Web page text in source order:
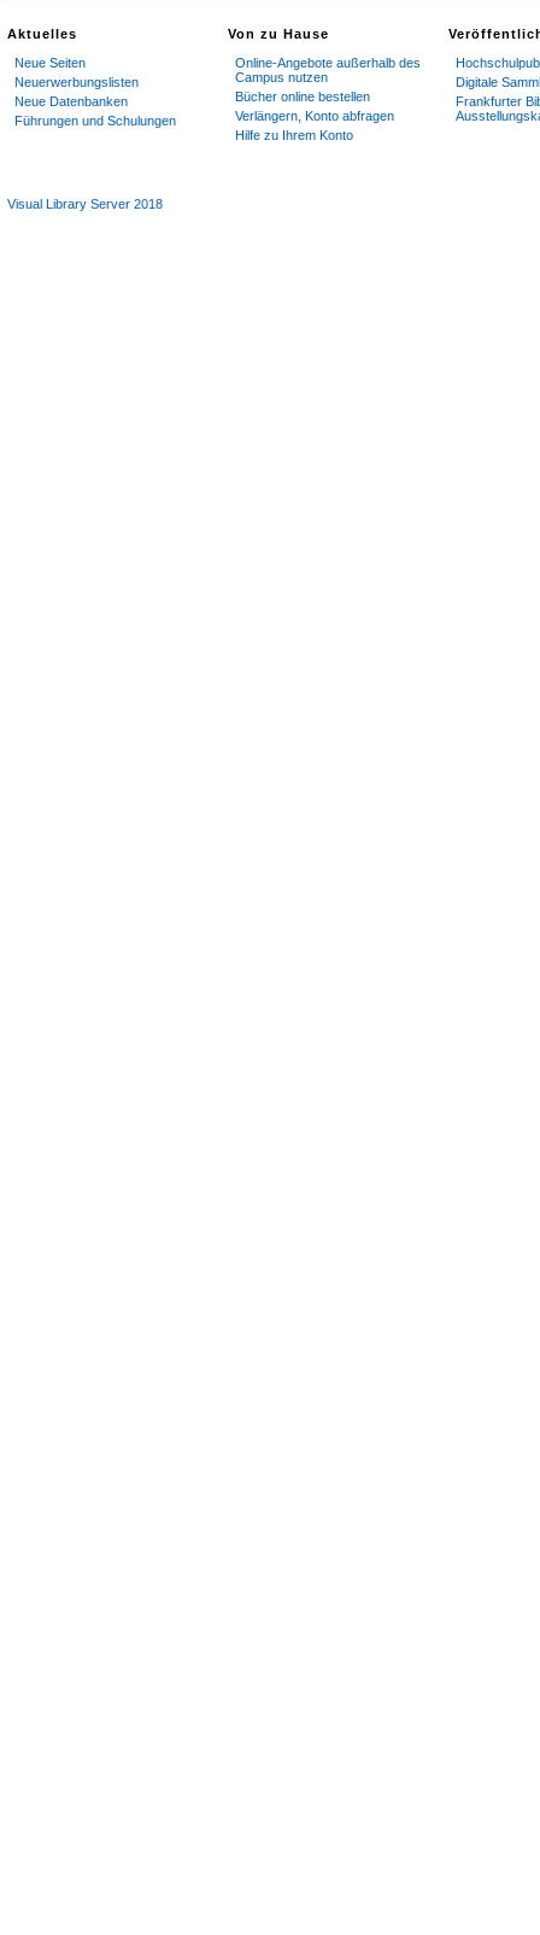
Aktuelles
Neue Seiten
Neuerwerbungslisten
Neue Datenbanken
Führungen und Schulungen
Von zu Hause
Online-Angebote außerhalb des
Campus nutzen
Bücher online bestellen
Verlängern, Konto abfragen
Hilfe zu Ihrem Konto
Digitale
Frankfurter
Visual Library Server 2018